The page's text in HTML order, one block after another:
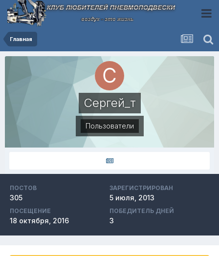
Главная
Сергей_т
Пользователи
ПОСТОВ
305
ЗАРЕГИСТРИРОВАН
5 июля, 2013
ПОСЕЩЕНИЕ
18 октября, 2016
ПОБЕДИТЕЛЬ ДНЕЙ
3